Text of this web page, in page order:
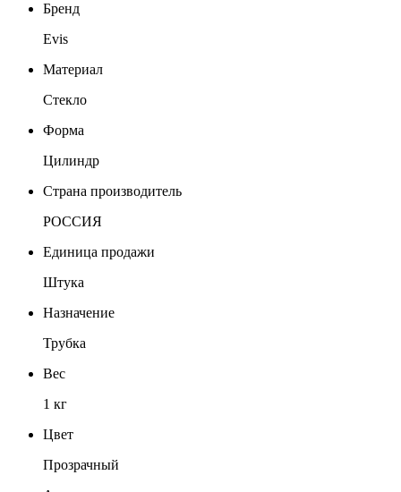
Бренд
Evis
Материал
Стекло
Форма
Цилиндр
Страна производитель
РОССИЯ
Единица продажи
Штука
Назначение
Трубка
Вес
1 кг
Цвет
Прозрачный